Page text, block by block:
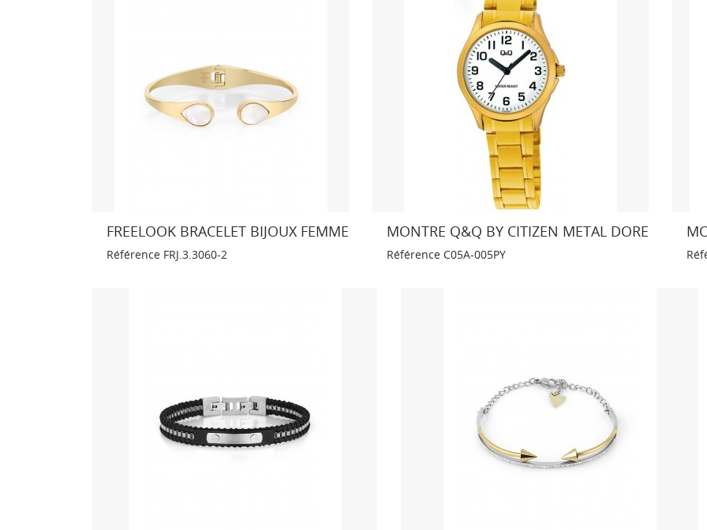
FREELOOK BRACELET BIJOUX FEMME
Référence FRJ.3.3060-2
MONTRE Q&Q BY CITIZEN METAL DORE
Référence C05A-005PY